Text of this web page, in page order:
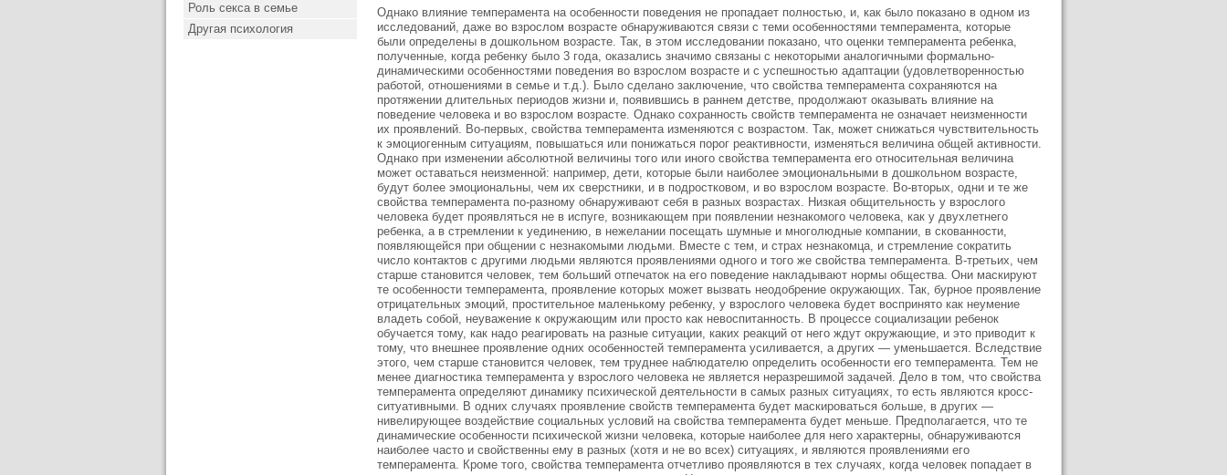
Роль секса в семье
Другая психология
Однако влияние темперамента на особенности поведения не пропадает полностью, и, как было показано в одном из
исследований, даже во взрослом возрасте обнаруживаются связи с теми особенностями темперамента, которые
были определены в дошкольном возрасте. Так, в этом исследовании показано, что оценки темперамента ребенка,
полученные, когда ребенку было 3 года, оказались значимо связаны с некоторыми аналогичными формально-
динамическими особенностями поведения во взрослом возрасте и с успешностью адаптации (удовлетворенностью
работой, отношениями в семье и т.д.). Было сделано заключение, что свойства темперамента сохраняются на
протяжении длительных периодов жизни и, появившись в раннем детстве, продолжают оказывать влияние на
поведение человека и во взрослом возрасте. Однако сохранность свойств темперамента не означает неизменности
их проявлений. Во-первых, свойства темперамента изменяются с возрастом. Так, может снижаться чувствительность
к эмоциогенным ситуациям, повышаться или понижаться порог реактивности, изменяться величина общей активности.
Однако при изменении абсолютной величины того или иного свойства темперамента его относительная величина
может оставаться неизменной: например, дети, которые были наиболее эмоциональными в дошкольном возрасте,
будут более эмоциональны, чем их сверстники, и в подростковом, и во взрослом возрасте. Во-вторых, одни и те же
свойства темперамента по-разному обнаруживают себя в разных возрастах. Низкая общительность у взрослого
человека будет проявляться не в испуге, возникающем при появлении незнакомого человека, как у двухлетнего
ребенка, а в стремлении к уединению, в нежелании посещать шумные и многолюдные компании, в скованности,
появляющейся при общении с незнакомыми людьми. Вместе с тем, и страх незнакомца, и стремление сократить
число контактов с другими людьми являются проявлениями одного и того же свойства темперамента. В-третьих, чем
старше становится человек, тем больший отпечаток на его поведение накладывают нормы общества. Они маскируют
те особенности темперамента, проявление которых может вызвать неодобрение окружающих. Так, бурное проявление
отрицательных эмоций, простительное маленькому ребенку, у взрослого человека будет воспринято как неумение
владеть собой, неуважение к окружающим или просто как невоспитанность. В процессе социализации ребенок
обучается тому, как надо реагировать на разные ситуации, каких реакций от него ждут окружающие, и это приводит к
тому, что внешнее проявление одних особенностей темперамента усиливается, а других — уменьшается. Вследствие
этого, чем старше становится человек, тем труднее наблюдателю определить особенности его темперамента. Тем не
менее диагностика темперамента у взрослого человека не является неразрешимой задачей. Дело в том, что свойства
темперамента определяют динамику психической деятельности в самых разных ситуациях, то есть являются кросс-
ситуативными. В одних случаях проявление свойств темперамента будет маскироваться больше, в других —
нивелирующее воздействие социальных условий на свойства темперамента будет меньше. Предполагается, что те
динамические особенности психической жизни человека, которые наиболее для него характерны, обнаруживаются
наиболее часто и свойственны ему в разных (хотя и не во всех) ситуациях, и являются проявлениями его
темперамента. Кроме того, свойства темперамента отчетливо проявляются в тех случаях, когда человек попадает в